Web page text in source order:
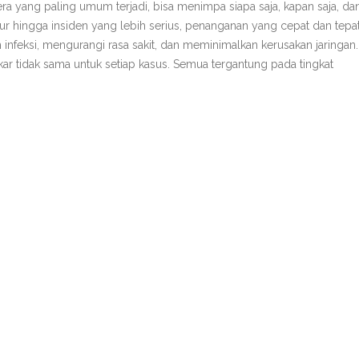
yang paling umum terjadi, bisa menimpa siapa saja, kapan saja,
hingga insiden yang lebih serius, penanganan yang cepat dan
mengurangi rasa sakit, dan meminimalkan kerusakan jaringan.
tidak sama untuk setiap kasus. Semua tergantung pada tingkat